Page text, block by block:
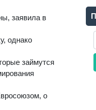
заявила в
однако
займутся
о